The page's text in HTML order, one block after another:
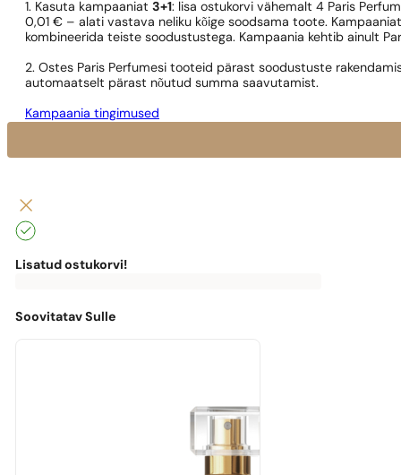
1. Kasuta kampaaniat 3+1: lisa ostukorvi vähemalt 4 Paris
0,01 € – alati vastava neliku kõige soodsama toote.
kombineerida teiste soodustustega. Kampaania kehtib ainult
2. Ostes Paris Perfumesi tooteid pärast soodustuste
automaatselt pärast nõutud summa saavutamist.
Kampaania tingimused
Lisatud ostukorvi!
puudu
0,00€
Soovitatav Sulle